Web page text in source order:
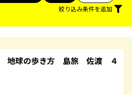
絞り込み条件を追加
地球の歩き方 島旅 佐渡 ４